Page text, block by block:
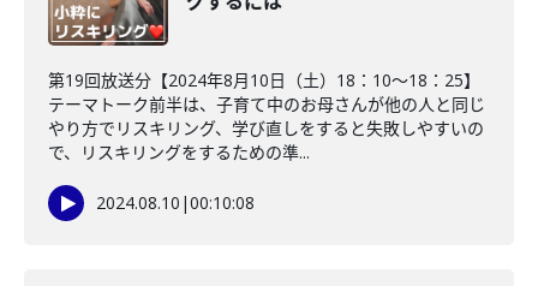
第19回放送分【2024年8月10日（土）18：10～18：25】
テーマトーク前半は、子育て中のお母さんが他の人と同じ
やり方でリスキリング、学び直しをすると失敗しやすいの
で、リスキリングをするための準...
2024.08.10 |00:10:08